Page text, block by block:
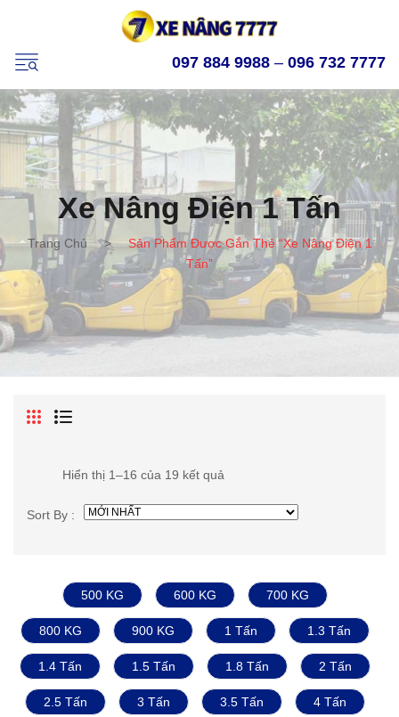
097 884 9988 – 096 732 7777
Xe Nâng Điện 1 Tấn
Trang Chủ >
Sản Phẩm Được Gắn Thẻ “xe Nâng Điện 1
Tấn”
Hiển thị 1–16 của 19 kết quả
Sort By :
500 KG 600 KG 700 KG
800 KG 900 KG 1 Tấn 1.3 Tấn
1.4 Tấn 1.5 Tấn 1.8 Tấn 2 Tấn
2.5 Tấn 3 Tấn 3.5 Tấn 4 Tấn